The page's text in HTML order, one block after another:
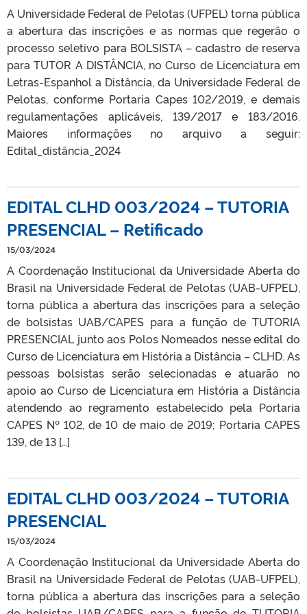
A Universidade Federal de Pelotas (UFPEL) torna pública
a abertura das inscrições e as normas que regerão o
processo seletivo para BOLSISTA – cadastro de reserva
para TUTOR A DISTÂNCIA, no Curso de Licenciatura em
Letras-Espanhol a Distância, da Universidade Federal de
Pelotas, conforme Portaria Capes 102/2019, e demais
regulamentações aplicáveis, 139/2017 e 183/2016.
Maiores informações no arquivo a seguir:
Edital_distância_2024
EDITAL CLHD 003/2024 – TUTORIA
PRESENCIAL – Retificado
15/03/2024
A Coordenação Institucional da Universidade Aberta do
Brasil na Universidade Federal de Pelotas (UAB-UFPEL),
torna pública a abertura das inscrições para a seleção
de bolsistas UAB/CAPES para a função de TUTORIA
PRESENCIAL junto aos Polos Nomeados nesse edital do
Curso de Licenciatura em História a Distância – CLHD. As
pessoas bolsistas serão selecionadas e atuarão no
apoio ao Curso de Licenciatura em História a Distância
atendendo ao regramento estabelecido pela Portaria
CAPES Nº 102, de 10 de maio de 2019; Portaria CAPES
139, de 13 […]
EDITAL CLHD 003/2024 – TUTORIA
PRESENCIAL
15/03/2024
A Coordenação Institucional da Universidade Aberta do
Brasil na Universidade Federal de Pelotas (UAB-UFPEL),
torna pública a abertura das inscrições para a seleção